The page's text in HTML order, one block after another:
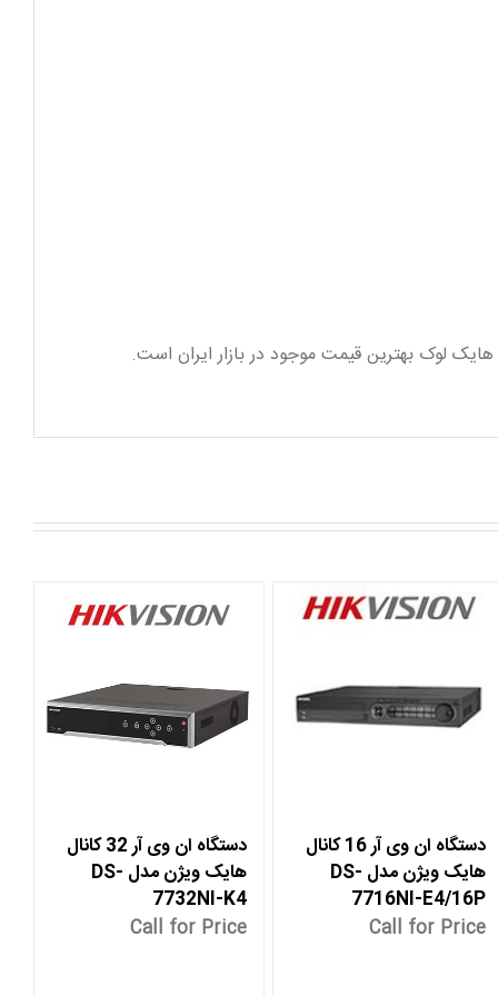
دستگاه ان وی آر 16 کانال
هایک ویژن مدل DS-
7716NI-E4/16P
Call for Price
دستگاه ان وی آر 32 کانال
هایک ویژن مدل DS-
7732NI-K4
Call for Price